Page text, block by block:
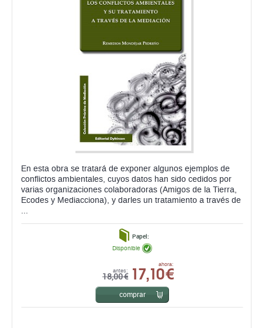
En esta obra se tratará de exponer algunos ejemplos de
conflictos ambientales, cuyos datos han sido cedidos por
varias organizaciones colaboradoras (Amigos de la Tierra,
Ecodes y Mediacciona), y darles un tratamiento a través de
Papel:
antes:
18,00 €
ahora:
17,10 €
Disponible
comprar